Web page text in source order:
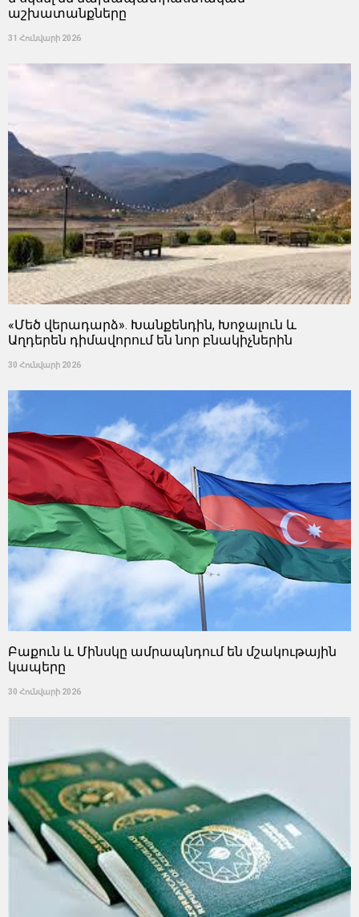
աշխատանքները
31 Հունվարի 2026
«Մեծ վերադարձ». Խանքենդին, Խոջալուն և
Աղդերեն դիմավորում են նոր բնակիչներին
30 Հունվարի 2026
Բաքուն և Մինսկը ամրապնդում են մշակութային
կապերը
30 Հունվարի 2026